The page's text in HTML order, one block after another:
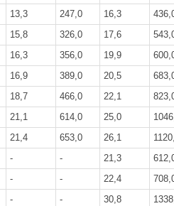
13,3 247,0 16,3
15,8 326,0 17,6
16,3 356,0 19,9
16,9 389,0 20,5
18,7 466,0 22,1
21,1 614,0 25,0
21,4 653,0 26,1
- - 21,3
- - 22,4
- - 30,8